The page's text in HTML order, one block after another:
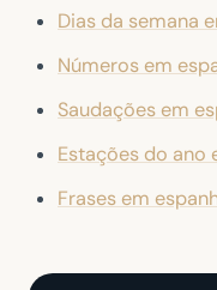
Dias da semana
Números em
Saudações em
Estações do ano
Frases em